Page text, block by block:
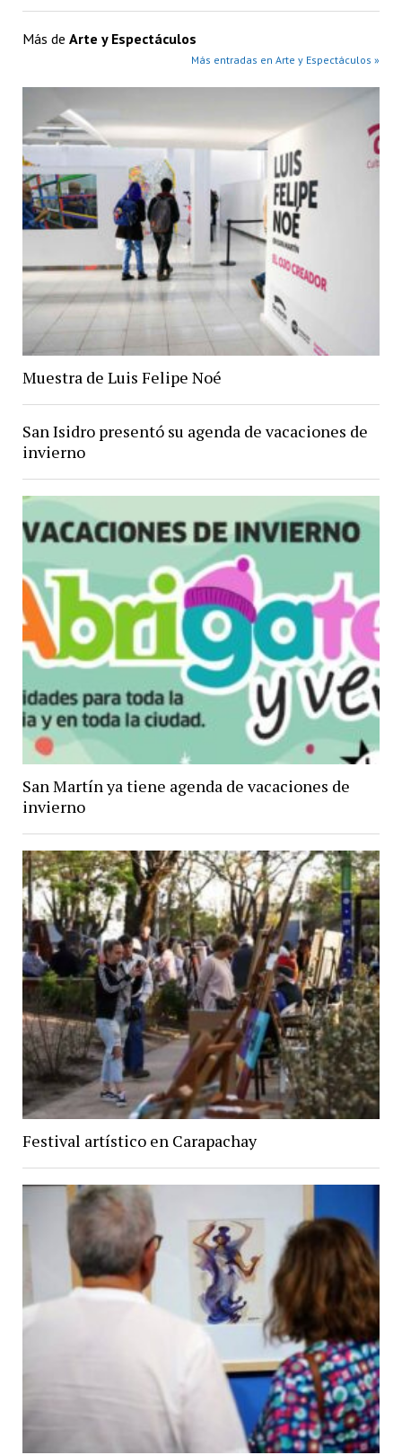
Más de Arte y Espectáculos
Más entradas en Arte y Espectáculos »
Muestra de Luis Felipe Noé
San Isidro presentó su agenda de vacaciones de
invierno
San Martín ya tiene agenda de vacaciones de
invierno
Festival artístico en Carapachay